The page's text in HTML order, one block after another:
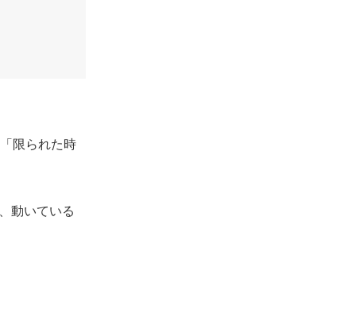
限られた時
動いている